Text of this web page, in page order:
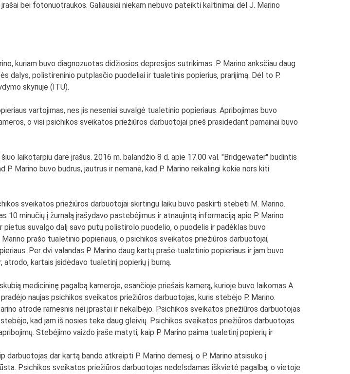
bei fotonuotraukos. Galiausiai niekam nebuvo pateikti kaltinimai dėl J. Marino
kuriam buvo diagnozuotas didžiosios depresijos sutrikimas. P. Marino anksčiau daug
dalys, polistireninio putplasčio puodeliai ir tualetinis popierius, prarijimą. Dėl to P.
skyriuje (ITU).
vartojimas, nes jis neseniai suvalgė tualetinio popieriaus. Apribojimas buvo
o visi psichikos sveikatos priežiūros darbuotojai prieš prasidedant pamainai buvo
laikotarpiu darė įrašus. 2016 m. balandžio 8 d. apie 17.00 val. "Bridgewater" budintis
Marino buvo budrus, jautrus ir nemanė, kad P. Marino reikalingi kokie nors kiti
sveikatos priežiūros darbuotojai skirtingu laiku buvo paskirti stebėti M. Marino.
minučių į žurnalą įrašydavo pastebėjimus ir atnaujintą informaciją apie P. Marino
pietus suvalgo dalį savo putų polistirolo puodelio, o puodelis ir padėklas buvo
prašo tualetinio popieriaus, o psichikos sveikatos priežiūros darbuotojai,
Per dvi valandas P. Marino daug kartų prašė tualetinio popieriaus ir jam buvo
kartais įsidėdavo tualetinį popierių į burną.
medicininę pagalbą kameroje, esančioje priešais kamerą, kurioje buvo laikomas A.
naujas psichikos sveikatos priežiūros darbuotojas, kuris stebėjo P. Marino.
atrodė ramesnis nei įprastai ir nekalbėjo. Psichikos sveikatos priežiūros darbuotojas
kad jam iš nosies teka daug gleivių. Psichikos sveikatos priežiūros darbuotojas
Stebėjimo vaizdo įraše matyti, kaip P. Marino paima tualetinį popierių ir
dar kartą bando atkreipti P. Marino dėmesį, o P. Marino atsisuko į
Psichikos sveikatos priežiūros darbuotojas nedelsdamas iškvietė pagalbą, o vietoje